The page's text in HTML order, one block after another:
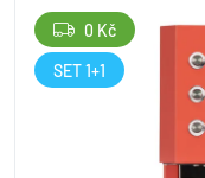
0 Kč
SET 1+1